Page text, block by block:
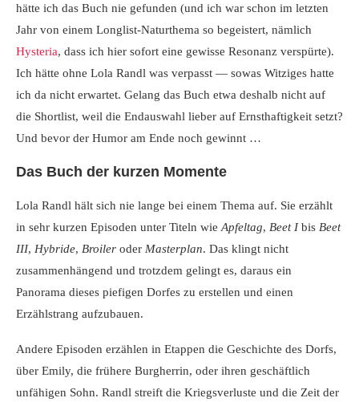
hätte ich das Buch nie gefunden (und ich war schon im letzten
Jahr von einem Longlist-Naturthema so begeistert, nämlich
Hysteria, dass ich hier sofort eine gewisse Resonanz verspürte).
Ich hätte ohne Lola Randl was verpasst — sowas Witziges hatte
ich da nicht erwartet. Gelang das Buch etwa deshalb nicht auf
die Shortlist, weil die Endauswahl lieber auf Ernsthaftigkeit setzt?
Und bevor der Humor am Ende noch gewinnt …
Das Buch der kurzen Momente
Lola Randl hält sich nie lange bei einem Thema auf. Sie erzählt
in sehr kurzen Episoden unter Titeln wie Apfeltag, Beet Ibis Beet
III, Hybride, Broiler oder Masterplan. Das klingt nicht
zusammenhängend und trotzdem gelingt es, daraus ein
Panorama dieses piefigen Dorfes zu erstellen und einen
Erzählstrang aufzubauen.
Andere Episoden erzählen in Etappen die Geschichte des Dorfs,
über Emily, die frühere Burgherrin, oder ihren geschäftlich
unfähigen Sohn. Randl streift die Kriegsverluste und die Zeit der